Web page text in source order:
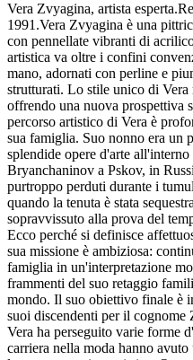
Vera Zvyagina, artista
1991.Vera Zvyagina è una
con pennellate vibranti di
artistica va oltre i confini
mano, adornati con perline e
strutturati. Lo stile unico di Vera
offrendo una nuova prospettiva
percorso artistico di Vera è
sua famiglia. Suo nonno era un
splendide opere d'arte
Bryanchaninov a Pskov, in
purtroppo perduti durante i
quando la tenuta è stata
sopravvissuto alla prova del
Ecco perché si definisce
sua missione è ambiziosa:
famiglia in un'interpretazione
frammenti del suo retaggio
mondo. Il suo obiettivo finale è
suoi discendenti per il
Vera ha perseguito varie forme
carriera nella moda hanno